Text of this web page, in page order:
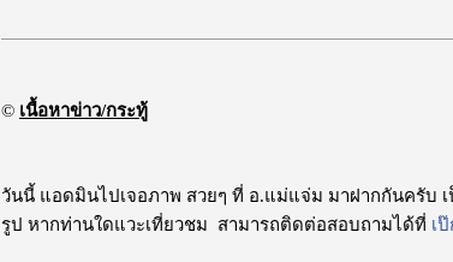
© เนื้อหาข่าว/กระทู้
วันนี้ แอดมินไปเจอภาพ สวยๆ ที่ อ.แม่แจ่ม มาฝากกันครับ
รูป หากท่านใดแวะเที่ยวชม สามารถติดต่อสอบถามได้ที่ เ